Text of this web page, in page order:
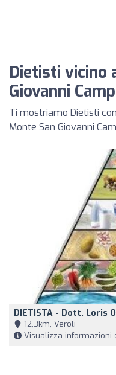
Dietisti vicino
Giovanni
Ti mostriamo Dietisti
Monte San Giovanni
DIETISTA - Dott. Loris
12,3km, Veroli
Visualizza informazioni